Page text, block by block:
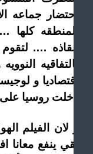
جماعه
كلها ….
…. لتقوم
النوويه
و
روسيا على
لان الفيلم
ينفع معانا